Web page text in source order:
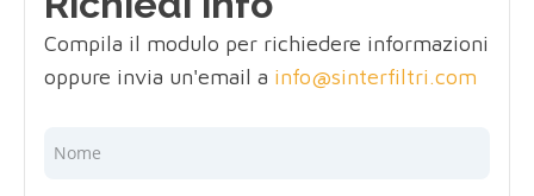
Compila il modulo per richiedere informazioni
oppure invia un'email a info@sinterfiltri.com